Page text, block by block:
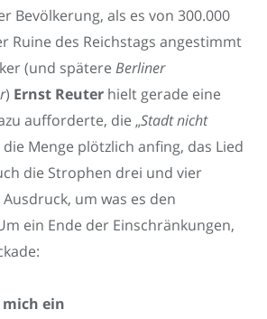
Bevölkerung, als es von 300.000
Ruine des Reichstags angestimmt
(und spätere Berliner
) Ernst Reuter hielt gerade eine
aufforderte, die „Stadt nicht
die Menge plötzlich anfing, das Lied
die Strophen drei und vier
um was es den
ein Ende der Einschränkungen,
ein